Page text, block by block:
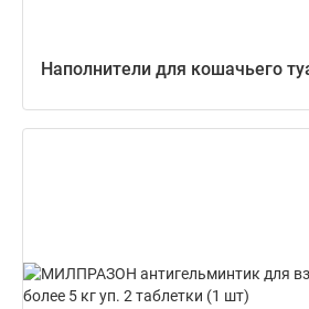
Наполнители для кошачьего